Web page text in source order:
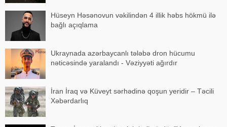
Hüseyn Həsənovun vəkilindən 4 illik həbs hökmü ilə
bağlı açıqlama
Ukraynada azərbaycanlı tələbə dron hücumu
nəticəsində yaralandı - Vəziyyəti ağırdır
İran İraq və Küveyt sərhədinə qoşun yeridir – Təcili
Xəbərdarlıq